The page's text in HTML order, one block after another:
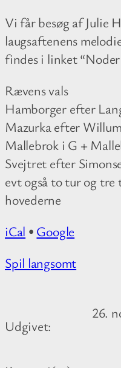
i
t
i
s
c
e
n
t
e
r
S
k
o
n
Vi får besøg af Julie
laugsaftenens
findes i linket
Rævens vals
Hamborger efter
Mazurka efter
Mallebrok i G +
Svejtret efter
evt også to tur og tre
hovederne
iCal • Google
M
i
Spil langsomt
Udgivet:
26.